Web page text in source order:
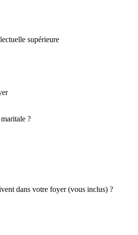
supérieure
?
dans votre foyer (vous inclus) ?